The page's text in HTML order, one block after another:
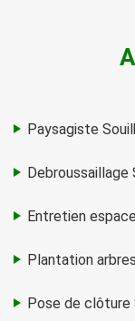
Paysagiste
Debroussaillage
Entretien
Plantation
Pose de clôture